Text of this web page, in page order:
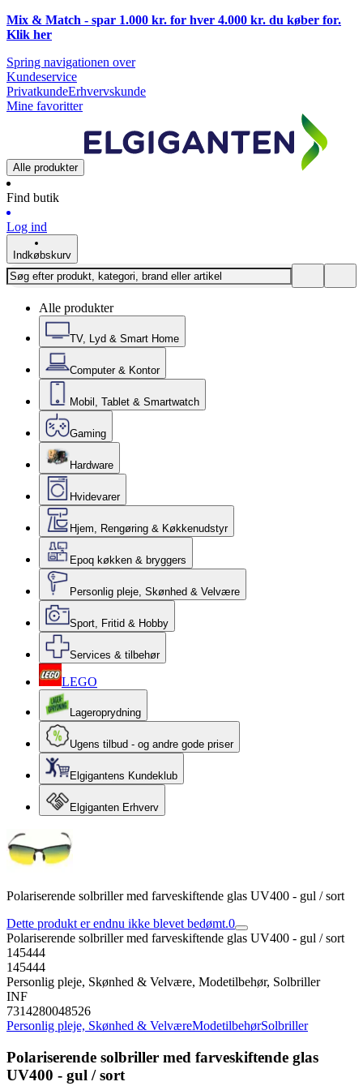
Mix & Match - spar 1.000 kr. for hver 4.000 kr. du køber for.
Klik her
Spring navigationen over
Kundeservice
PrivatkundeErhvervskunde
Mine favoritter
Alle produkter
Find butik
Log ind
Indkøbskurv
Alle produkter
TV, Lyd & Smart Home
Computer & Kontor
Mobil, Tablet & Smartwatch
Gaming
Hardware
Hvidevarer
Hjem, Rengøring & Køkkenudstyr
Epoq køkken & bryggers
Personlig pleje, Skønhed & Velvære
Sport, Fritid & Hobby
Services & tilbehør
LEGO
Lageroprydning
Ugens tilbud - og andre gode priser
Elgigantens Kundeklub
Elgiganten Erhverv
Polariserende solbriller med farveskiftende glas UV400 - gul / sort
Dette produkt er endnu ikke blevet bedømt.0
Polariserende solbriller med farveskiftende glas UV400 - gul / sort
145444
145444
Personlig pleje, Skønhed & Velvære, Modetilbehør, Solbriller
INF
7314280048526
Personlig pleje, Skønhed & VelværeModetilbehørSolbriller
Polariserende solbriller med farveskiftende glas
UV400 - gul / sort